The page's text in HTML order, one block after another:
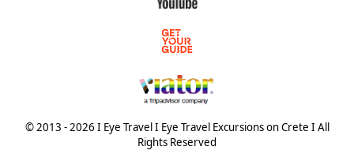
© 2013 - 2026 I Eye Travel I Eye Travel Excursions on Crete I All
Rights Reserved